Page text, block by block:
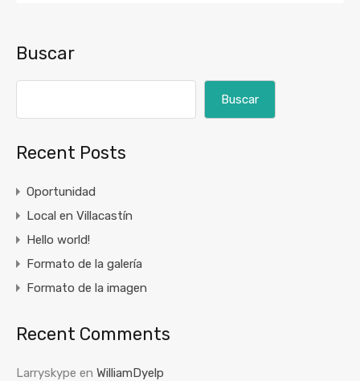
Buscar
Buscar
Recent Posts
Oportunidad
Local en Villacastín
Hello world!
Formato de la galería
Formato de la imagen
Recent Comments
Larryskype en WilliamDyelp